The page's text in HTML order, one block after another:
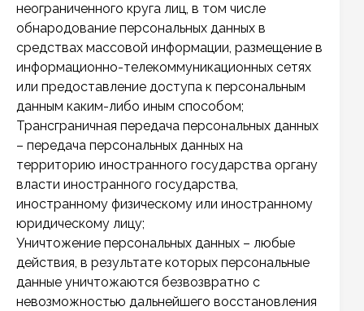
неограниченного круга лиц, в том числе
обнародование персональных данных в
средствах массовой информации, размещение в
информационно-телекоммуникационных сетях
или предоставление доступа к персональным
данным каким-либо иным способом;
Трансграничная передача персональных данных
– передача персональных данных на
территорию иностранного государства органу
власти иностранного государства,
иностранному физическому или иностранному
юридическому лицу;
Уничтожение персональных данных – любые
действия, в результате которых персональные
данные уничтожаются безвозвратно с
невозможностью дальнейшего восстановления